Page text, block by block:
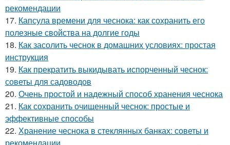
рекомендации
17. Капсула времени для чеснока: как сохранить его
полезные свойства на долгие годы
18. Как засолить чеснок в домашних условиях: простая
инструкция
19. Как прекратить выкидывать испорченный чеснок:
советы для садоводов
20. Очень простой и надежный способ хранения чеснока
21. Как сохранить очищенный чеснок: простые и
эффективные способы
22. Хранение чеснока в стеклянных банках: советы и
рекомендации